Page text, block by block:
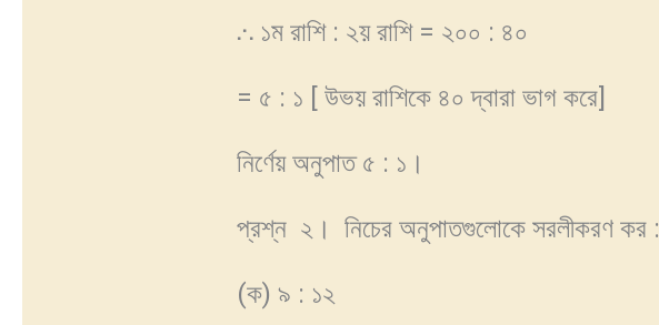
⸫ ১ম রাশি : ২য় রাশি = ২০০ : ৪০
= ৫ : ১ [ উভয় রাশিকে ৪০ দ্বারা ভাগ করে]
নির্ণেয় অনুপাত ৫ : ১।
প্রশ্ন ২। নিচের অনুপাতগুলোকে সরলীকরণ কর :
(ক) ৯ : ১২